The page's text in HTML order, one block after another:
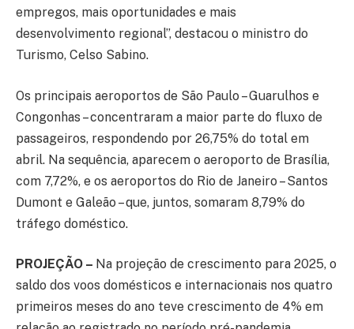
empregos, mais oportunidades e mais
desenvolvimento regional”, destacou o ministro do
Turismo, Celso Sabino.
Os principais aeroportos de São Paulo – Guarulhos e
Congonhas – concentraram a maior parte do fluxo de
passageiros, respondendo por 26,75% do total em
abril. Na sequência, aparecem o aeroporto de Brasília,
com 7,72%, e os aeroportos do Rio de Janeiro – Santos
Dumont e Galeão – que, juntos, somaram 8,79% do
tráfego doméstico.
PROJEÇÃO – Na projeção de crescimento para 2025, o
saldo dos voos domésticos e internacionais nos quatro
primeiros meses do ano teve crescimento de 4% em